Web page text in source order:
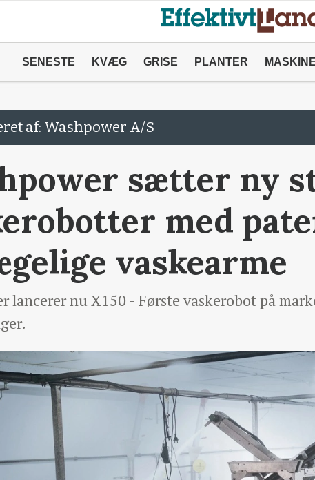
SENESTE KVÆG GRISE PLANTER
af: Washpower A/S
sætter ny
med
vaskearme
lancerer nu X150 - Første vaskerobot på